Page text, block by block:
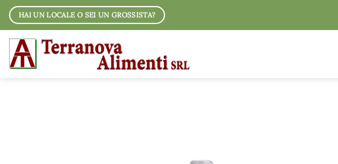
Salta
contenuti
HAI UN LOCALE O SEI UN GROSSISTA?